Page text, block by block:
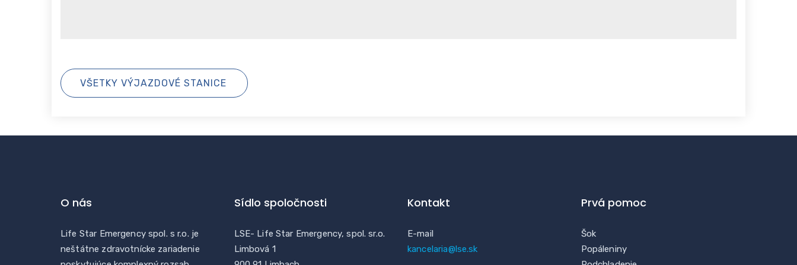
VŠETKY VÝJAZDOVÉ STANICE
O nás
Life Star Emergency spol. s r.o. je
neštátne zdravotnícke zariadenie
Sídlo spoločnosti
LSE- Life Star Emergency, spol. sr.o.
Limbová 1
Kontakt
E-mail
kancelaria@lse.sk
Prvá pomoc
Šok
Popáleniny